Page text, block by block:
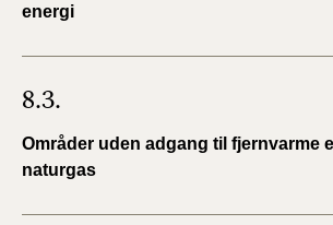
energi
8.3.
Områder uden adgang til fjernvarme
naturgas